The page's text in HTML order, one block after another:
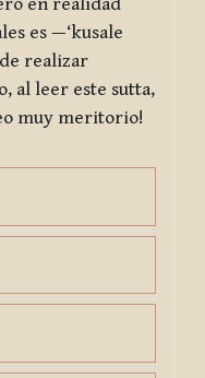
en realidad
es —‘kusale
realizar
al leer este sutta,
muy meritorio!